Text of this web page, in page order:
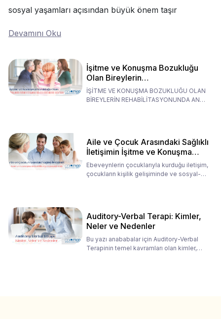
sosyal yaşamları açısından büyük önem taşır
Devamını Oku
İşitme ve Konuşma Bozukluğu
Olan Bireylerin
Rehabilitasyonunda Ana
Babaların Tutumları
İŞİTME VE KONUŞMA BOZUKLUĞU OLAN
BİREYLERİN REHABİLİTASYONUNDA ANA
Aile ve Çocuk Arasındaki Sağlıklı
İletişimin İşitme ve Konuşma
Rehabilitasyonundaki Rolü
Ebeveynlerin çocuklarıyla kurduğu iletişim,
çocukların kişilik gelişiminde ve sosyal-
Auditory-Verbal Terapi: Kimler,
Neler ve Nedenler
Bu yazı anababalar için Auditory-Verbal
Terapinin temel kavramları olan kimler,